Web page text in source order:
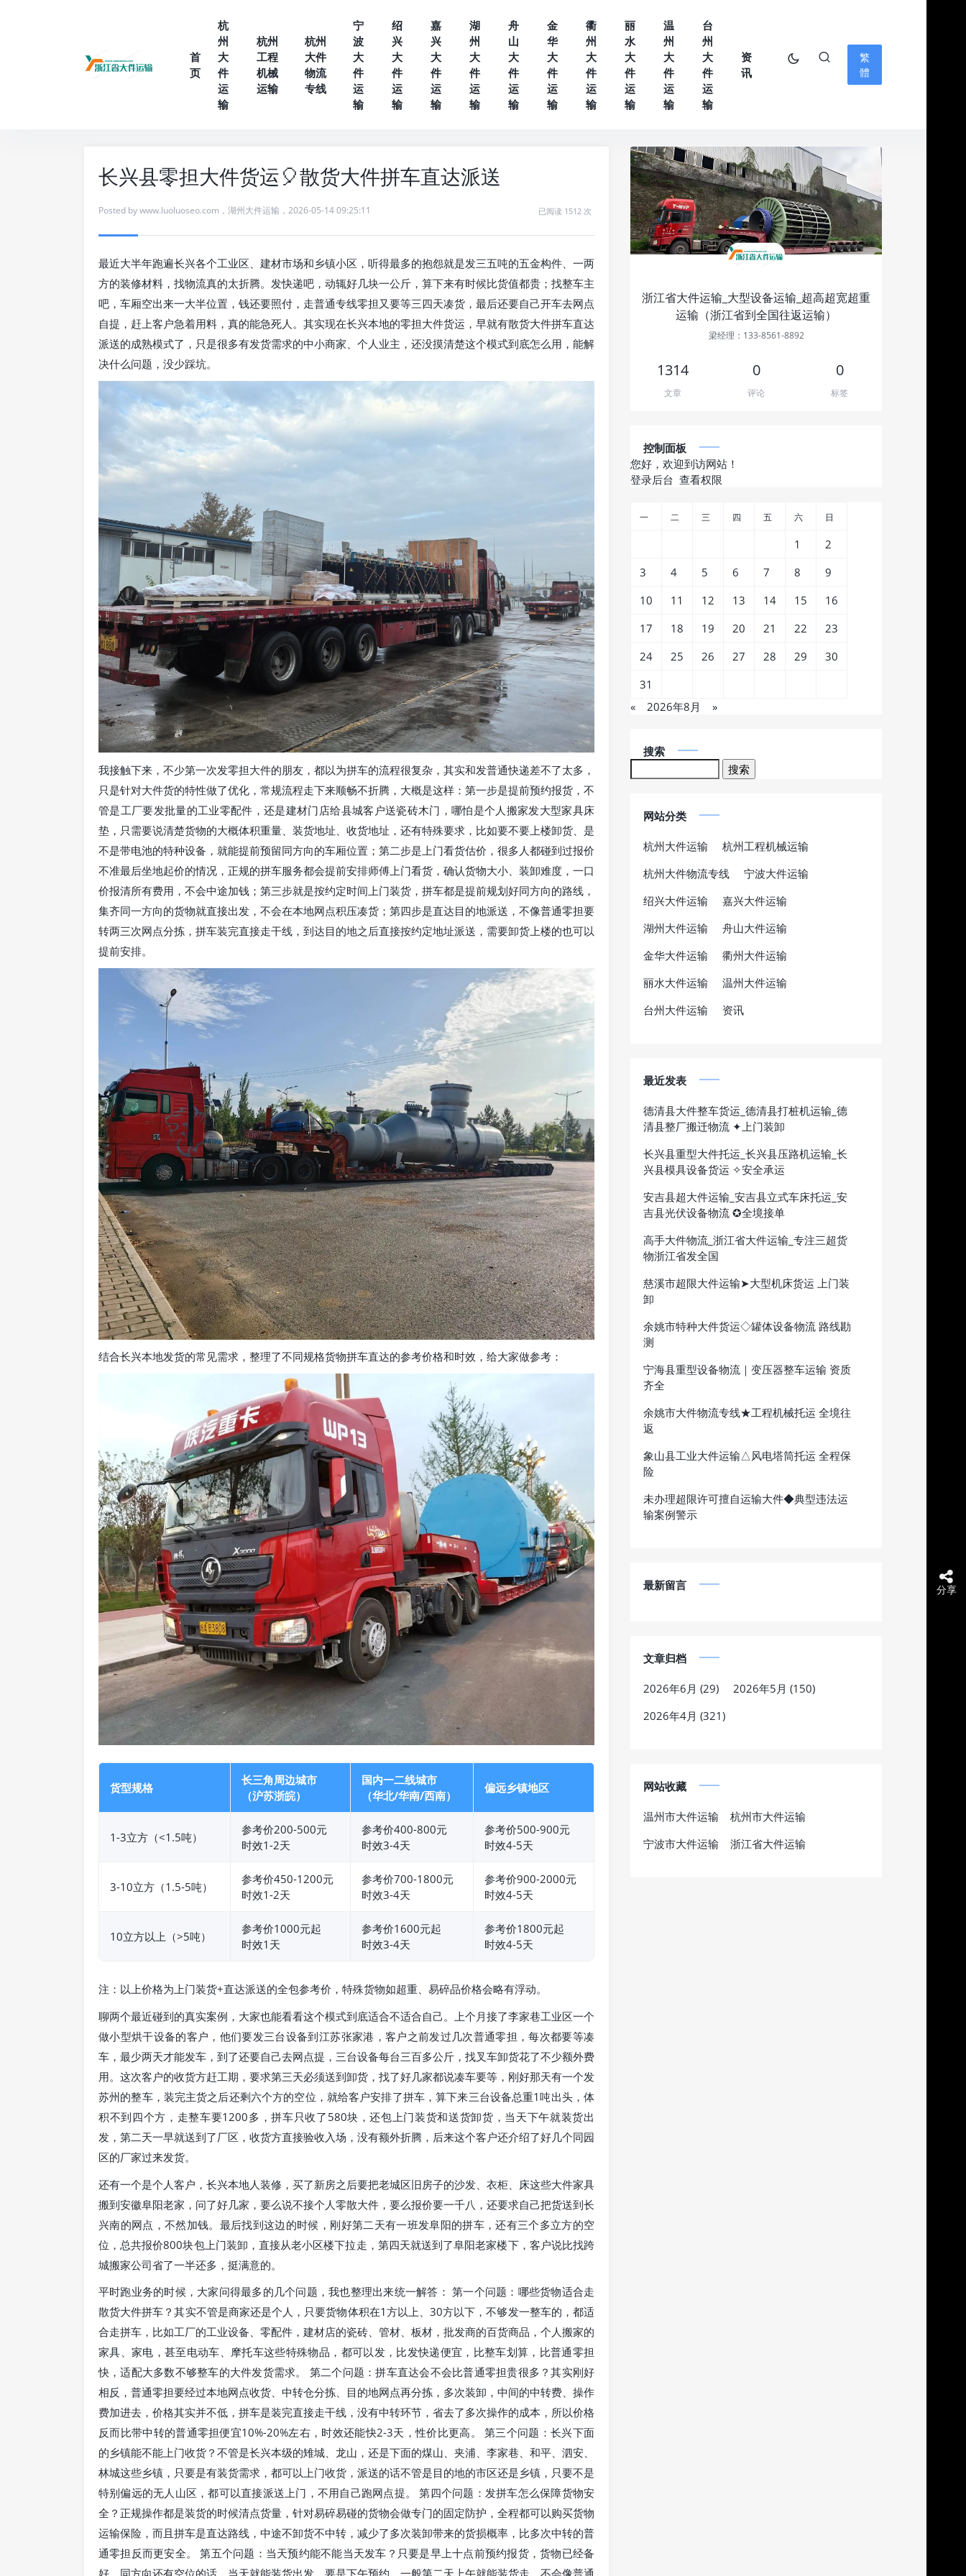
首
页
杭
州
大
件
运
输
杭州
工程
机械
运输
杭州
大件
物流
专线
宁
波
大
件
运
输
绍
兴
大
件
运
输
嘉
兴
大
件
运
输
湖
州
大
件
运
输
舟
山
大
件
运
输
金
华
大
件
运
输
衢
州
大
件
运
输
丽
水
大
件
运
输
温
州
大
件
运
输
台
州
大
件
运
输
资
讯
繁
體
长兴县零担大件货运🎈散货大件拼车直达派送
Posted bywww.luoluoseo.com ， 湖州大件运输 ， 2026-05-14 09:25:11 已阅读 1512 次
最近大半年跑遍长兴各个工业区、建材市场和乡镇小区，听得最多的抱怨就是发三五吨的五金构件、一两
方的装修材料，找物流真的太折腾。发快递吧，动辄好几块一公斤，算下来有时候比货值都贵；找整车主
吧，车厢空出来一大半位置，钱还要照付，走普通专线零担又要等三四天凑货，最后还要自己开车去网点
自提，赶上客户急着用料，真的能急死人。其实现在长兴本地的零担大件货运，早就有散货大件拼车直达
派送的成熟模式了，只是很多有发货需求的中小商家、个人业主，还没摸清楚这个模式到底怎么用，能解
决什么问题，没少踩坑。
我接触下来，不少第一次发零担大件的朋友，都以为拼车的流程很复杂，其实和发普通快递差不了太多，
只是针对大件货的特性做了优化，常规流程走下来顺畅不折腾，大概是这样：第一步是提前预约报货，不
管是工厂要发批量的工业零配件，还是建材门店给县城客户送瓷砖木门，哪怕是个人搬家发大型家具床
垫，只需要说清楚货物的大概体积重量、装货地址、收货地址，还有特殊要求，比如要不要上楼卸货、是
不是带电池的特种设备，就能提前预留同方向的车厢位置；第二步是上门看货估价，很多人都碰到过报价
不准最后坐地起价的情况，正规的拼车服务都会提前安排师傅上门看货，确认货物大小、装卸难度，一口
价报清所有费用，不会中途加钱；第三步就是按约定时间上门装货，拼车都是提前规划好同方向的路线，
集齐同一方向的货物就直接出发，不会在本地网点积压凑货；第四步是直达目的地派送，不像普通零担要
转两三次网点分拣，拼车装完直接走干线，到达目的地之后直接按约定地址派送，需要卸货上楼的也可以
提前安排。
结合长兴本地发货的常见需求，整理了不同规格货物拼车直达的参考价格和时效，给大家做参考：
货型规格
长三角周边城市
（沪苏浙皖）
国内一二线城市
（华北/华南/西南）
偏远乡镇地区
1-3立方（<1.5吨）
参考价200-500元
时效1-2天
参考价400-800元
时效3-4天
参考价500-900元
时效4-5天
3-10立方（1.5-5吨）
参考价450-1200元
时效1-2天
参考价700-1800元
时效3-4天
参考价900-2000元
时效4-5天
10立方以上（>5吨）
参考价1000元起
时效1天
参考价1600元起
时效3-4天
参考价1800元起
时效4-5天
注：以上价格为上门装货+直达派送的全包参考价，特殊货物如超重、易碎品价格会略有浮动。
聊两个最近碰到的真实案例，大家也能看看这个模式到底适合不适合自己。上个月接了李家巷工业区一个
做小型烘干设备的客户，他们要发三台设备到江苏张家港，客户之前发过几次普通零担，每次都要等凑
车，最少两天才能发车，到了还要自己去网点提，三台设备每台三百多公斤，找叉车卸货花了不少额外费
用。这次客户的收货方赶工期，要求第三天必须送到卸货，找了好几家都说凑车要等，刚好那天有一个发
苏州的整车，装完主货之后还剩六个方的空位，就给客户安排了拼车，算下来三台设备总重1吨出头，体
积不到四个方，走整车要1200多，拼车只收了580块，还包上门装货和送货卸货，当天下午就装货出
发，第二天一早就送到了厂区，收货方直接验收入场，没有额外折腾，后来这个客户还介绍了好几个同园
区的厂家过来发货。
还有一个是个人客户，长兴本地人装修，买了新房之后要把老城区旧房子的沙发、衣柜、床这些大件家具
搬到安徽阜阳老家，问了好几家，要么说不接个人零散大件，要么报价要一千八，还要求自己把货送到长
兴南的网点，不然加钱。最后找到这边的时候，刚好第二天有一班发阜阳的拼车，还有三个多立方的空
位，总共报价800块包上门装卸，直接从老小区楼下拉走，第四天就送到了阜阳老家楼下，客户说比找跨
城搬家公司省了一半还多，挺满意的。
平时跑业务的时候，大家问得最多的几个问题，我也整理出来统一解答： 第一个问题：哪些货物适合走
散货大件拼车？其实不管是商家还是个人，只要货物体积在1方以上、30方以下，不够发一整车的，都适
合走拼车，比如工厂的工业设备、零配件，建材店的瓷砖、管材、板材，批发商的百货商品，个人搬家的
家具、家电，甚至电动车、摩托车这些特殊物品，都可以发，比发快递便宜，比整车划算，比普通零担
快，适配大多数不够整车的大件发货需求。 第二个问题：拼车直达会不会比普通零担贵很多？其实刚好
相反，普通零担要经过本地网点收货、中转仓分拣、目的地网点再分拣，多次装卸，中间的中转费、操作
费加进去，价格其实并不低，拼车是装完直接走干线，没有中转环节，省去了多次操作的成本，所以价格
反而比带中转的普通零担便宜10%-20%左右，时效还能快2-3天，性价比更高。 第三个问题：长兴下面
的乡镇能不能上门收货？不管是长兴本级的雉城、龙山，还是下面的煤山、夹浦、李家巷、和平、泗安、
林城这些乡镇，只要是有装货需求，都可以上门收货，派送的话不管是目的地的市区还是乡镇，只要不是
特别偏远的无人山区，都可以直接派送上门，不用自己跑网点提。 第四个问题：发拼车怎么保障货物安
全？正规操作都是装货的时候清点货量，针对易碎易碰的货物会做专门的固定防护，全程都可以购买货物
运输保险，而且拼车是直达路线，中途不卸货不中转，减少了多次装卸带来的货损概率，比多次中转的普
通零担反而更安全。 第五个问题：当天预约能不能当天发车？只要是早上十点前预约报货，货物已经备
浙江省大件运输_大型设备运输_超高超宽超重
运输（浙江省到全国往返运输）
梁经理：133-8561-8892
1314
文章
0
评论
0
标签
控制面板
您好，欢迎到访网站！
登录后台 查看权限
« 2026年8月 »
一 二 三 四 五 六 日
1
2
3
4 5 6 7 8
9
10
11 12 13 14 15
16
17
18 19 20 21 22
23
24
25 26 27 28 29
30
31
搜索
网站分类
杭州大件运输
杭州工程机械运输
杭州大件物流专线
宁波大件运输
绍兴大件运输
嘉兴大件运输
湖州大件运输
舟山大件运输
金华大件运输
衢州大件运输
丽水大件运输
温州大件运输
台州大件运输
资讯
最近发表
德清县大件整车货运_德清县打桩机运输_德
清县整厂搬迁物流 ✦上门装卸
长兴县重型大件托运_长兴县压路机运输_长
兴县模具设备货运 ✧安全承运
安吉县超大件运输_安吉县立式车床托运_安
吉县光伏设备物流 ✪全境接单
高手大件物流_浙江省大件运输_专注三超货
物浙江省发全国
慈溪市超限大件运输➤大型机床货运 上门装
卸
余姚市特种大件货运◇罐体设备物流 路线勘
测
宁海县重型设备物流｜变压器整车运输 资质
齐全
余姚市大件物流专线★工程机械托运 全境往
返
象山县工业大件运输△风电塔筒托运 全程保
险
未办理超限许可擅自运输大件◆典型违法运
输案例警示
最新留言
文章归档
2026年6月 (29)
2026年5月 (150)
2026年4月 (321)
网站收藏
温州市大件运输
杭州市大件运输
宁波市大件运输
浙江省大件运输
分享